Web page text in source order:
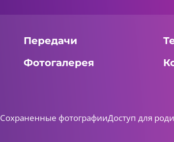
Передачи
Фотогалерея
Сохраненные фотографииДоступ для